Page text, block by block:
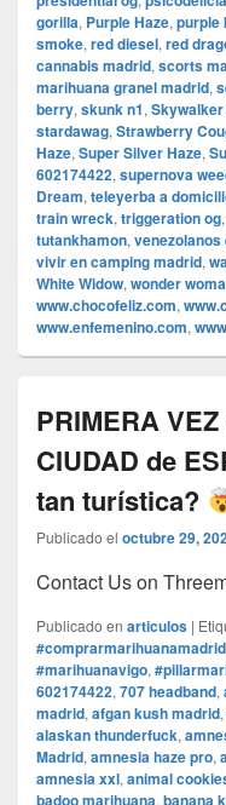
gorilla, Purple Haze, purple
smoke, red diesel, red
cannabis madrid, scorts
marihuana granel madrid,
berry, skunk n1, Skywalker
stardawag, Strawberry
Haze, Super Silver Haze,
602174422, supernova
Dream, teleyerba a
train wreck, triggeration og,
tutankhamon, venezolanos
vivir en camping madrid,
White Widow, wonder
www.chocofeliz.com,
www.enfemenino.com,
PRIMERA
CIUDAD de
tan turística?
Publicado el octubre 29,
Contact Us on
Publicado en articulos |
#comprarmarihuanamadrid
#marihuanavigo,
602174422, 707 headband,
madrid, afgan kush madrid,
alaskan thunderfuck,
Madrid, amnesia haze pro,
amnesia xxl, animal
badoo marihuana, banana